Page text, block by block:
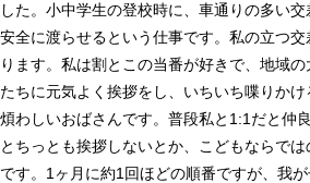
した。小中学生の登校時に、車通りの多い
安全に渡らせるという仕事です。私の立つ
ります。私は割とこの当番が好きで、地域
たちに元気よく挨拶をし、いちいち喋りか
煩わしいおばさんです。普段私と1:1だと仲
とちっとも挨拶しないとか、こどもならで
です。1ヶ月に約1回ほどの順番ですが、我